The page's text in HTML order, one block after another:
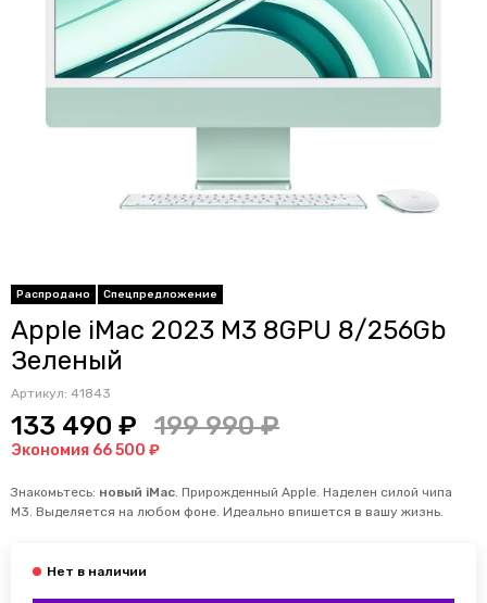
Распродано Спецпредложение
Apple iMac 2023 M3 8GPU 8/256Gb
Зеленый
Артикул: 41843
133 490 ₽ 199 990 ₽
Экономия 66 500 ₽
Знакомьтесь: новый iMac. Прирожденный Apple. Наделен силой чипа
M3. Выделяется на любом фоне. Идеально впишется в вашу жизнь.